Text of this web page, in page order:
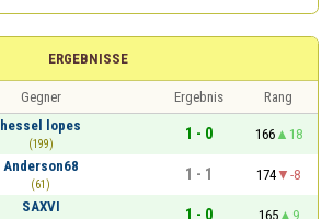
ERGEBNISSE
Gegner Ergebnis
Rang
hessel lopes
(199)
1 - 0 166
18
Anderson68
(61)
1 - 1 174
-8
SAXVI
1 - 0 165
9